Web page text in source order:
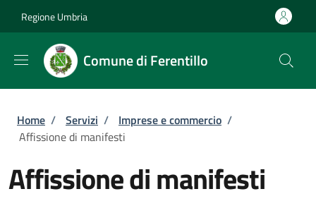
Regione Umbria
Comune di Ferentillo
Briciole di pane
Home / Servizi / Imprese e commercio /
Affissione di manifesti
Affissione di manifesti